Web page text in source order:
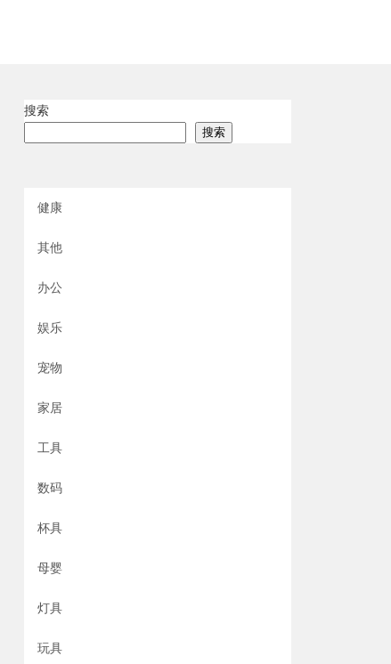
搜索
搜索
健康
其他
办公
娱乐
宠物
家居
工具
数码
杯具
母婴
灯具
玩具